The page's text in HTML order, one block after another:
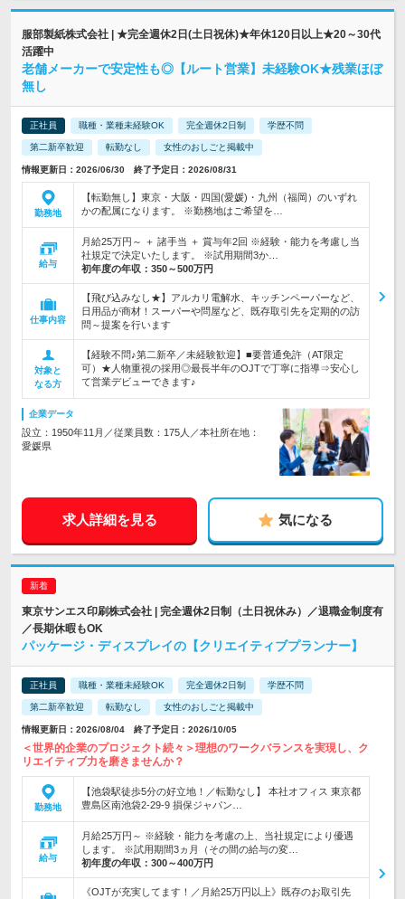
服部製紙株式会社 | ★完全週休2日(土日祝休)★年休120日以上★20～30代
活躍中
老舗メーカーで安定性も◎【ルート営業】未経験OK★残業ほぼ
無し
正社員 職種・業種未経験OK 完全週休2日制 学歴不問
第二新卒歓迎 転勤なし 女性のおしごと掲載中
情報更新日：2026/06/30 終了予定日：2026/08/31
勤務地
【転勤無し】東京・大阪・四国(愛媛)・九州（福岡）のいずれ
かの配属になります。 ※勤務地はご希望を…
給与
月給25万円～ ＋ 諸手当 ＋ 賞与年2回 ※経験・能力を考慮し当
社規定で決定いたします。 ※試用期間3か…
初年度の年収： 350～500万円
仕事内容
【飛び込みなし★】アルカリ電解水、キッチンペーパーなど、
日用品が商材！スーパーや問屋など、既存取引先を定期的の訪
問～提案を行います
対象と
なる方
【経験不問♪第二新卒／未経験歓迎】■要普通免許（AT限定
可）★人物重視の採用◎最長半年のOJTで丁寧に指導⇒安心し
て営業デビューできます♪
企業データ
設立：1950年11月／従業員数：175人／本社所在地：
愛媛県
求人詳細を見る 気になる
東京サンエス印刷株式会社 | 完全週休2日制（土日祝休み）／退職金制度有
／長期休暇もOK
パッケージ・ディスプレイの【クリエイティブプランナー】
正社員 職種・業種未経験OK 完全週休2日制 学歴不問
第二新卒歓迎 転勤なし 女性のおしごと掲載中
情報更新日：2026/08/04 終了予定日：2026/10/05
＜世界的企業のプロジェクト続々＞理想のワークバランスを実現し、ク
リエイティブ力を磨きませんか？
勤務地
【池袋駅徒歩5分の好立地！／転勤なし】 本社オフィス 東京都
豊島区南池袋2-29-9 損保ジャパン…
給与
月給25万円～ ※経験・能力を考慮の上、当社規定により優遇
します。 ※試用期間3ヵ月（その間の給与の変…
初年度の年収： 300～400万円
《OJTが充実してます！／月給25万円以上》既存のお取引先